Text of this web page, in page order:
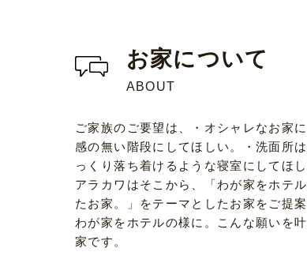
お家について
ABOUT
ご家族のご要望は、・オシャレなお家
感の無い階段にしてほしい。・洗面所
っくり落ち着けるような寝室にしてほ
アラカワはそこから、「わが家をホテ
たお家。」をテーマとしたお家をご提案
わが家をホテルの様に。こんな願いを
家です。